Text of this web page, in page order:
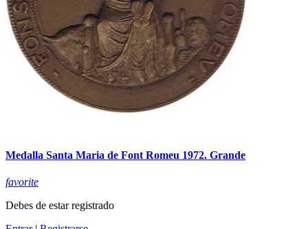
Medalla Santa Maria de Font Romeu 1972. Grande
favorite
Debes de estar registrado